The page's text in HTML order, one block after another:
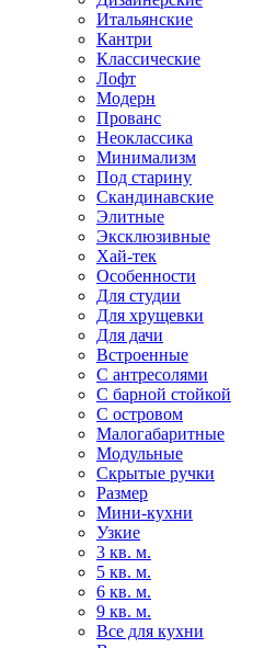
Итальянские
Кантри
Классические
Лофт
Модерн
Прованс
Неоклассика
Минимализм
Под старину
Скандинавские
Элитные
Эксклюзивные
Хай-тек
Особенности
Для студии
Для хрущевки
Для дачи
Встроенные
С антресолями
С барной стойкой
С островом
Малогабаритные
Модульные
Скрытые ручки
Размер
Мини-кухни
Узкие
3 кв. м.
5 кв. м.
6 кв. м.
9 кв. м.
Все для кухни